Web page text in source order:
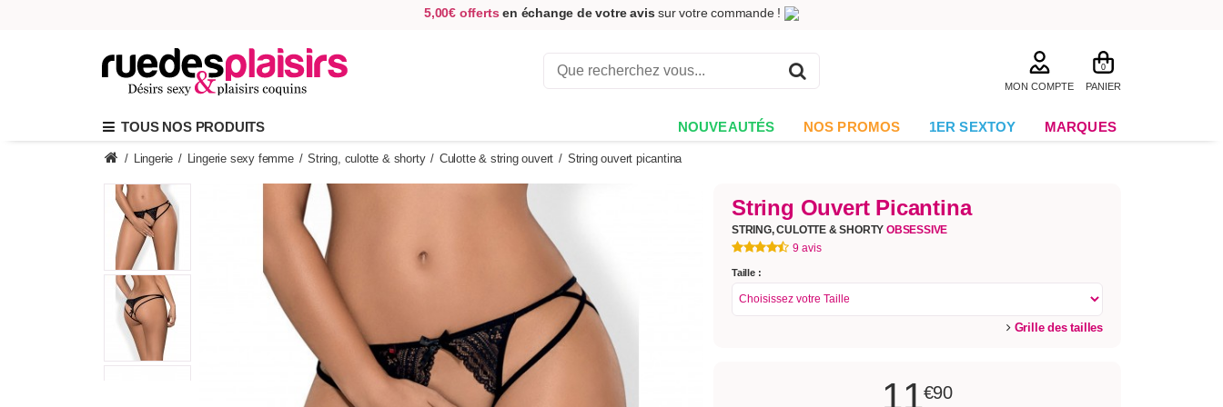
5,00€ offerts en échange de votre avis sur votre commande !
MON COMPTE
0
PANIER
TOUS NOS PRODUITS NOUVEAUTÉS NOS PROMOS 1ER SEXTOY MARQUES
/ Lingerie / Lingerie sexy femme / String, culotte & shorty / Culotte & string ouvert / String ouvert picantina
String Ouvert Picantina
STRING, CULOTTE & SHORTYOBSESSIVE
9 avis
Taille :
Grille des tailles
11€90